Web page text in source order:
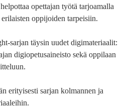
opettajan työtä tarjoamalla
oppijoiden tarpeisiin.
sarjan täysin uudet digimateriaalit:
digiopetusaineisto sekä oppilaan
erityisesti sarjan kolmannen ja